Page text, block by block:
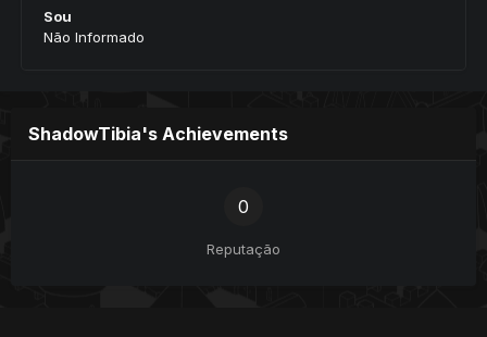
Sou
Não Informado
ShadowTibia's Achievements
0
Reputação